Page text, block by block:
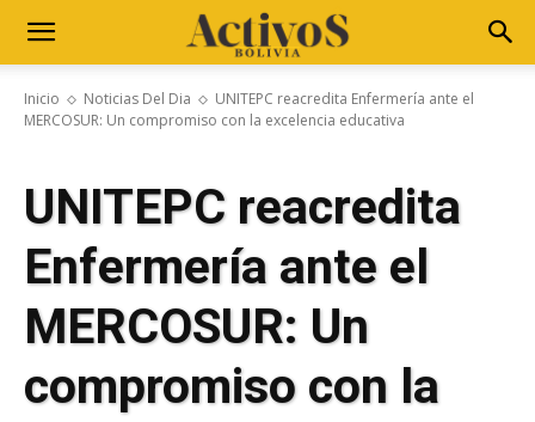
Inicio Noticias Del Dia
UNITEPC reacredita Enfermería ante el
MERCOSUR: Un compromiso con la excelencia educativa
UNITEPC reacredita
Enfermería ante el
MERCOSUR: Un
compromiso con la